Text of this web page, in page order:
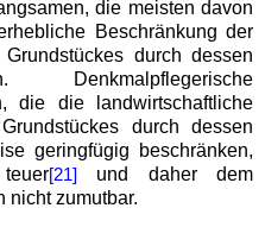
die meisten davon
Beschränkung der
durch dessen
Denkmalpflegerische
die die landwirtschaftliche
durch dessen
geringfügig beschränken,
[21]und daher dem
nicht zumutbar.